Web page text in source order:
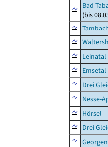
Bad
(bis
Leinatal
Emsetal
Drei
Nesse-
Hörsel
Drei